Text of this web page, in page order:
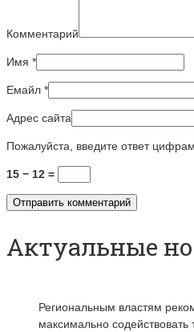
Комментарий
Имя *
Емайл *
Адрес сайта
Пожалуйста, введите ответ
15 − 12 =
Актуальные
Региональным властям
максимально содействовать